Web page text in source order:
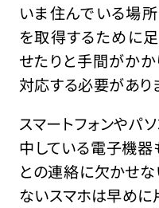
いま住んでいる場
を取得するために
せたりと手間がかか
対応する必要があり
スマートフォンやパ
中している電子機器
との連絡に欠かせな
ないスマホは早めに